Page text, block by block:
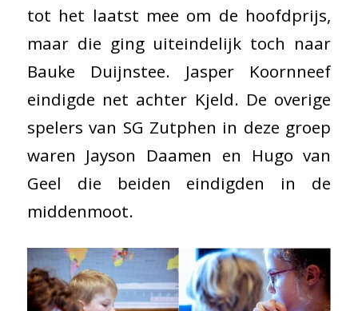
tot het laatst mee om de hoofdprijs,
maar die ging uiteindelijk toch naar
Bauke Duijnstee. Jasper Koornneef
eindigde net achter Kjeld. De overige
spelers van SG Zutphen in deze groep
waren Jayson Daamen en Hugo van
Geel die beiden eindigden in de
middenmoot.